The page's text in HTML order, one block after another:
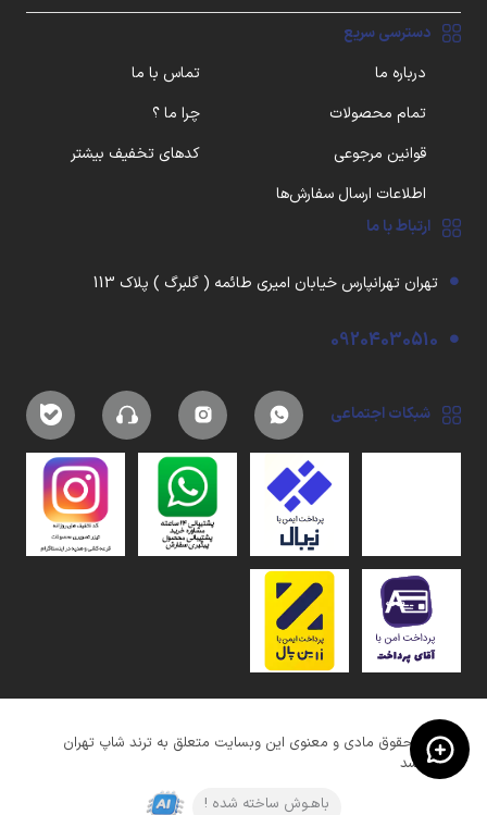
دسترسی سریع
درباره ما
تماس با ما
تمام محصولات
چرا ما ؟
قوانین مرجوعی
کدهای تخفیف بیشتر
اطلاعات ارسال سفارش‌ها
ارتباط با ما
تهران تهرانپارس خیابان امیری طائمه ( گلبرگ ) پلاک 113
09204030510
شبکات اجتماعی
کلیه حقوق مادی و معنوی این وبسایت متعلق به ترند شاپ تهران
میباشد
باهـوش ساخته شده !